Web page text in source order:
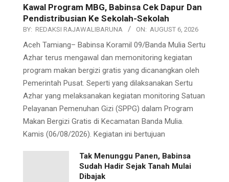
Kawal Program MBG, Babinsa Cek Dapur Dan
Pendistribusian Ke Sekolah-Sekolah
BY: REDAKSI RAJAWALIBARUNA ON: AUGUST 6, 2026
Aceh Tamiang– Babinsa Koramil 09/Banda Mulia Sertu
Azhar terus mengawal dan memonitoring kegiatan
program makan bergizi gratis yang dicanangkan oleh
Pemerintah Pusat. Seperti yang dilaksanakan Sertu
Azhar yang melaksanakan kegiatan monitoring Satuan
Pelayanan Pemenuhan Gizi (SPPG) dalam Program
Makan Bergizi Gratis di Kecamatan Banda Mulia.
Kamis (06/08/2026). Kegiatan ini bertujuan
Tak Menunggu Panen, Babinsa
Sudah Hadir Sejak Tanah Mulai
Dibajak